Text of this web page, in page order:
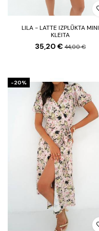
LILA - LATTE IZPLŪKTA MINI
KLEITA
35,20 € 44,00 €
-20%